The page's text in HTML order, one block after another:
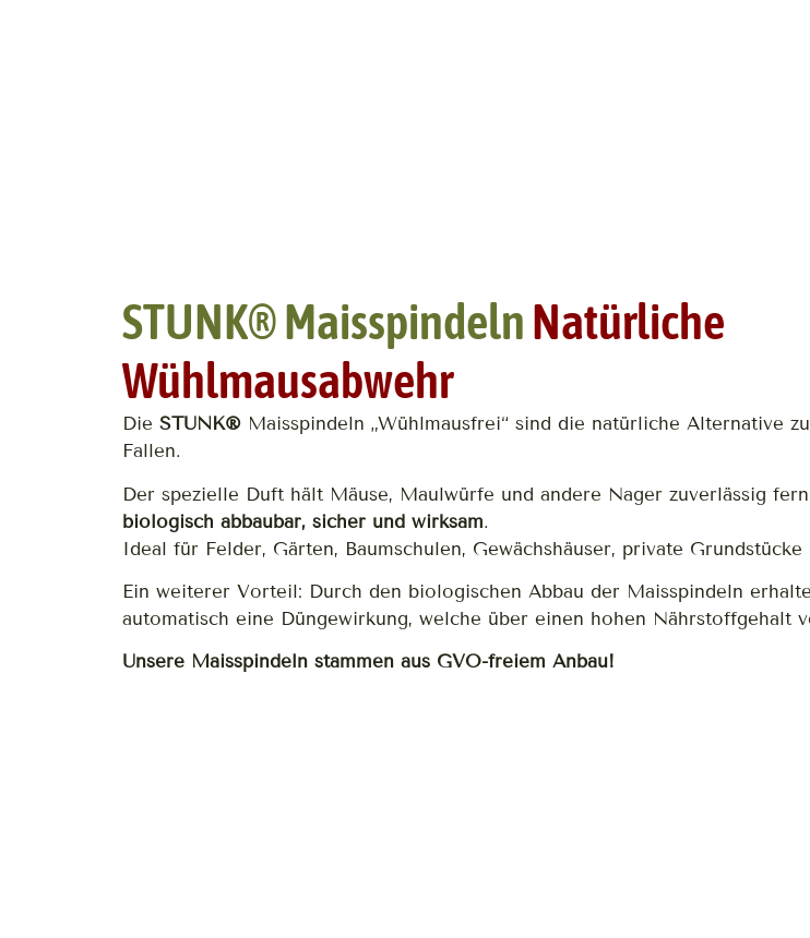
STUNK® MaisspindelnNatürliche
Wühlmausabwehr
Die STUNK® Maisspindeln „Wühlmausfrei“ sind die natürliche Alternative
Fallen.
Der spezielle Duft hält Mäuse, Maulwürfe und andere Nager zuverlässig
biologisch abbaubar, sicher und wirksam.
Ideal für Felder, Gärten, Baumschulen, Gewächshäuser, private Grundstücke
Ein weiterer Vorteil: Durch den biologischen Abbau der Maisspindeln
automatisch eine Düngewirkung, welche über einen hohen Nährstoffgehalt
Unsere Maisspindeln stammen aus GVO-freiem Anbau!